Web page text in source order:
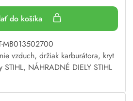
do košíka
MB013502700
vzduch, držiak karburátora, kryt
STIHL, NÁHRADNÉ DIELY STIHL